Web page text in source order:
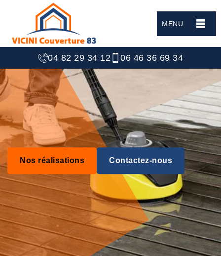
MENU
04 82 29 34 12 06 46 36 69 34
Nos réalisations Contactez-nous